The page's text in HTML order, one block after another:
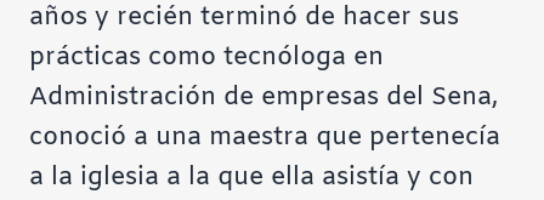
años y recién terminó de hacer sus
prácticas como tecnóloga en
Administración de empresas del Sena,
conoció a una maestra que pertenecía
a la iglesia a la que ella asistía y con